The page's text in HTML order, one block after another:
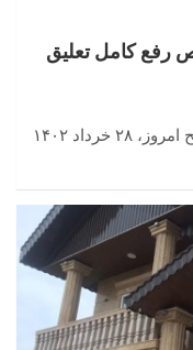
رفع کامل تعلیق
سفرآنلاین: شرکت سفرهای علی‌بابا صبح امروز، ۲۸ خرداد ۱۴۰۲